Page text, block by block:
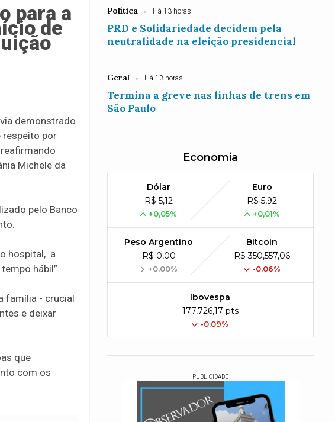
para a
de
demonstrado
respeito por
Michele da
pelo Banco
hospital, a
hábil”.
família - crucial
e deixar
que
com os
Política Há 13 horas
PRD e Solidariedade decidem pela
neutralidade na eleição presidencial
Geral Há 13 horas
Termina a greve nas linhas de trens em
São Paulo
Economia
Dólar
R$ 5,12
+0,05%
Euro
R$ 5,92
+0,01%
Peso Argentino
R$ 0,00
+0,00%
Bitcoin
R$ 350,557,06
-0,06%
Ibovespa
177,726,17 pts
-0.09%
PUBLICIDADE